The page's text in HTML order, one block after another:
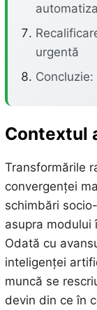
urgentă
Contextul
Transformările
convergenței
schimbări
asupra modului
Odată cu
inteligenței
muncă se
devin din ce în